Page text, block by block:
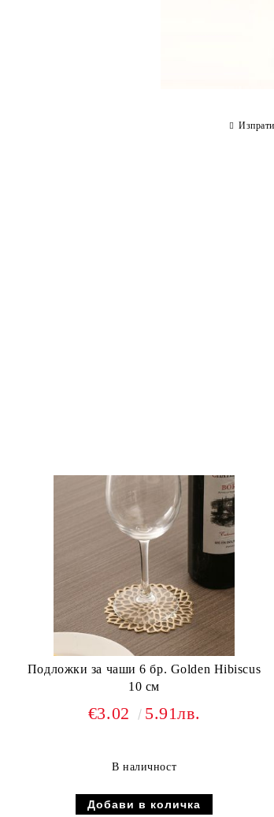
Подложки за чаши 6 бр. Golden Hibiscus
10 см
€3.02 5.91лв.
В наличност